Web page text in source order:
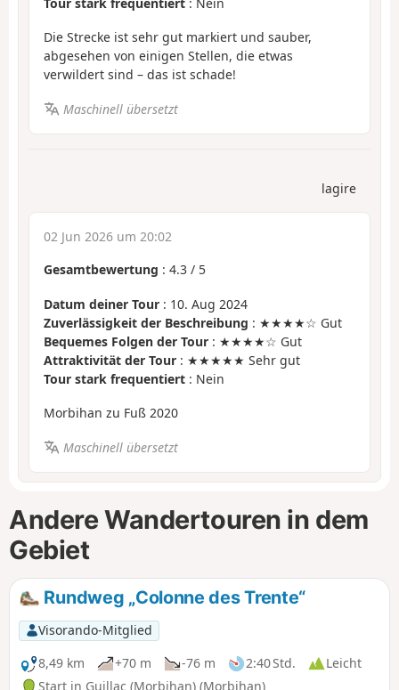
Die Strecke ist sehr gut markiert und sauber,
abgesehen von einigen Stellen, die etwas
verwildert sind – das ist schade!
Maschinell übersetzt
lagire
02 Jun 2026 um 20:02
Gesamtbewertung : 4.3 / 5
Datum deiner Tour : 10. Aug 2024
Zuverlässigkeit der Beschreibung : ★★★★☆ Gut
Bequemes Folgen der Tour : ★★★★☆ Gut
Attraktivität der Tour : ★★★★★ Sehr gut
Tour stark frequentiert : Nein
Morbihan zu Fuß 2020
Maschinell übersetzt
Andere Wandertouren in dem
Gebiet
Rundweg „Colonne des Trente“
Visorando-Mitglied
8,49 km
+70 m -76 m 2:40 Std.
Leicht
Start in Guillac (Morbihan) (Morbihan)